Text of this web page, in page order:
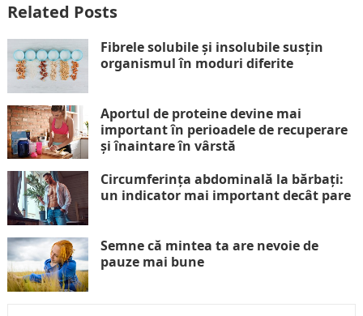
Related Posts
Fibrele solubile și insolubile susțin
organismul în moduri diferite
Aportul de proteine devine mai
important în perioadele de recuperare
și înaintare în vârstă
Circumferința abdominală la bărbați:
un indicator mai important decât pare
Semne că mintea ta are nevoie de
pauze mai bune